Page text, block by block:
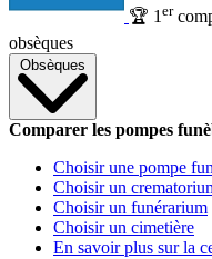
🏆 1 er
obsèques
Obsèques
Comparer les pompes
Choisir une pompe
Choisir un
Choisir un funérarium
Choisir un cimetière
En savoir plus sur la